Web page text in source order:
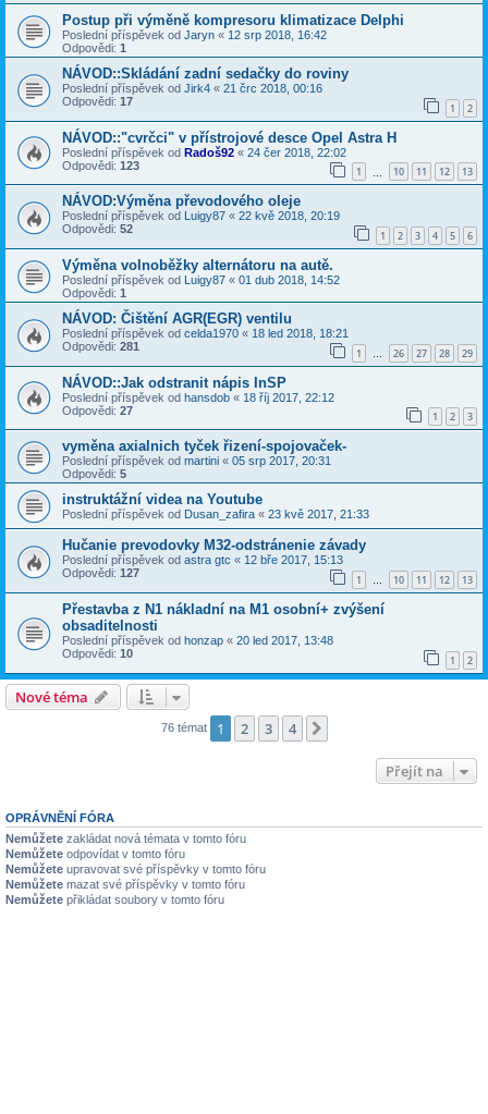
Postup při výměně kompresoru klimatizace Delphi
Poslední příspěvek od Jaryn « 12 srp 2018, 16:42
Odpovědi: 1
NÁVOD::Skládání zadní sedačky do roviny
Poslední příspěvek od Jirk4 « 21 črc 2018, 00:16
Odpovědi: 17 1 2
NÁVOD::"cvrčci" v přístrojové desce Opel Astra H
Poslední příspěvek od Radoš92 « 24 čer 2018, 22:02
Odpovědi: 123 1 10 11 12 13
NÁVOD:Výměna převodového oleje
Poslední příspěvek od Luigy87 « 22 kvě 2018, 20:19
Odpovědi: 52 1 2 3 4 5 6
Výměna volnoběžky alternátoru na autě.
Poslední příspěvek od Luigy87 « 01 dub 2018, 14:52
Odpovědi: 1
NÁVOD: Čištění AGR(EGR) ventilu
Poslední příspěvek od celda1970 « 18 led 2018, 18:21
Odpovědi: 281 1 … 26 27 28 29
NÁVOD::Jak odstranit nápis InSP
Poslední příspěvek od hansdob « 18 říj 2017, 22:12
Odpovědi: 27 1 2 3
vyměna axialnich tyček řizení-spojovaček-
Poslední příspěvek od martini « 05 srp 2017, 20:31
Odpovědi: 5
instruktážní videa na Youtube
Poslední příspěvek od Dusan_zafira « 23 kvě 2017, 21:33
Hučanie prevodovky M32-odstránenie závady
Poslední příspěvek od astra gtc « 12 bře 2017, 15:13
Odpovědi: 127 1 … 10 11 12 13
Přestavba z N1 nákladní na M1 osobní+ zvýšení
obsaditelnosti
Poslední příspěvek od honzap « 20 led 2017, 13:48
Odpovědi: 10 1 2
Nové téma
76 témat 1 2 3 4
Přejít na
OPRÁVNĚNÍ FÓRA
Nemůžete zakládat nová témata v tomto fóru
Nemůžete odpovídat v tomto fóru
Nemůžete upravovat své příspěvky v tomto fóru
Nemůžete mazat své příspěvky v tomto fóru
Nemůžete přikládat soubory v tomto fóru